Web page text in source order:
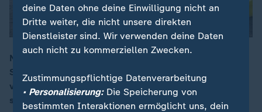
00:16
Nach dem starken Erdbeben in Afghanistan geht die
Suche nach Vermissten weiter. Ein Nachbeben
verschärft die Situation zusätzlich. Hunderttausende
sind von den Folgen betroffen.
deine Daten ohne deine Einwilligung nicht an
Dritte weiter, die nicht unsere direkten
Dienstleister sind. Wir verwenden deine Daten
auch nicht zu kommerziellen Zwecken.
Zustimmungspflichtige Datenverarbeitung
• Personalisierung:Die Speicherung von
bestimmten Interaktionen ermöglicht uns, dein